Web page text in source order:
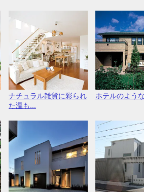
ナチュラル雑貨に彩られ
た温も...
ホテルのよう